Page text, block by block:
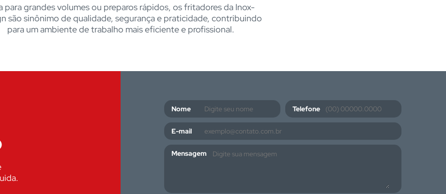
para grandes volumes ou preparos rápidos, os fritadores da Inox-
são sinônimo de qualidade, segurança e praticidade, contribuindo
para um ambiente de trabalho mais eficiente e profissional.
Nome Telefone
E-mail
Mensagem